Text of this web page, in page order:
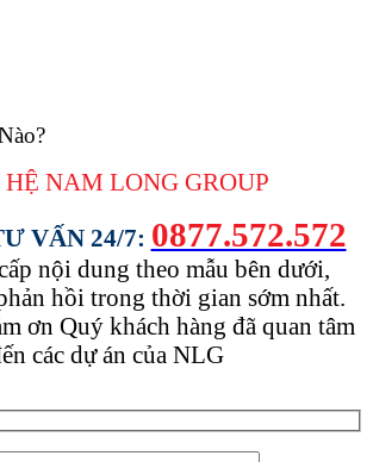
NAM LONG GROUP
VẤN 24/7: 0877.572.572
nội dung theo mẫu bên dưới,
hồi trong thời gian sớm nhất.
ơn Quý khách hàng đã quan tâm
các dự án của NLG